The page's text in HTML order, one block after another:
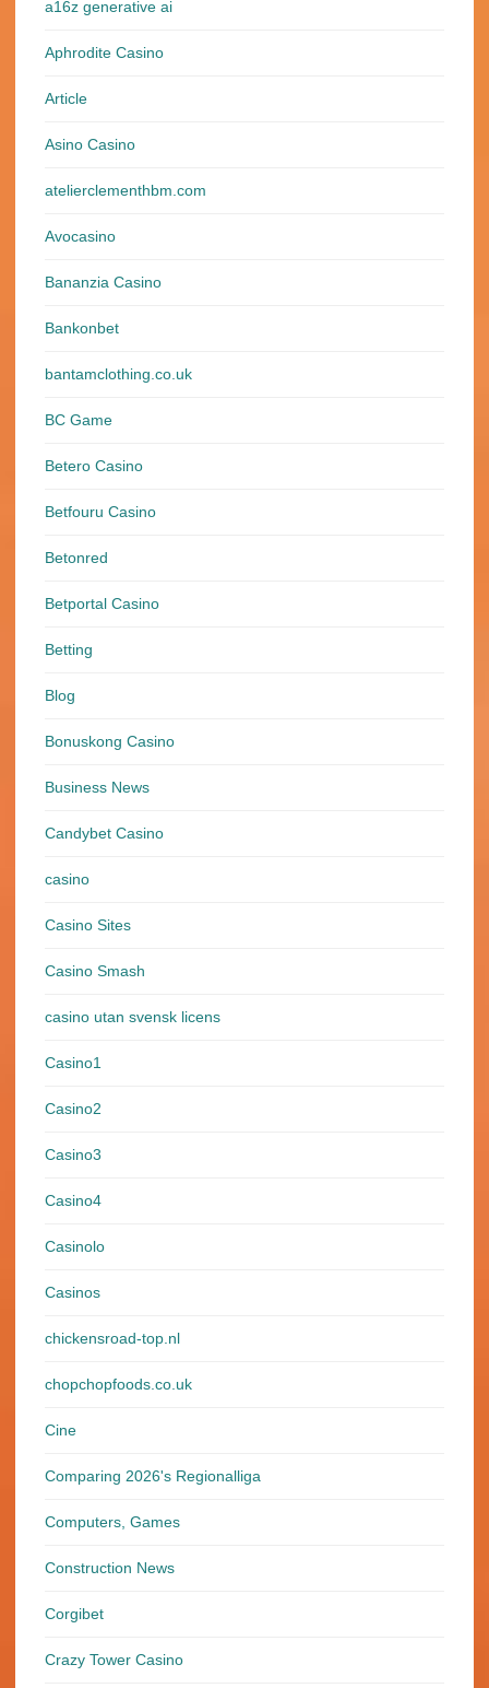
a16z generative ai
Aphrodite Casino
Article
Asino Casino
atelierclementhbm.com
Avocasino
Bananzia Casino
Bankonbet
bantamclothing.co.uk
BC Game
Betero Casino
Betfouru Casino
Betonred
Betportal Casino
Betting
Blog
Bonuskong Casino
Business News
Candybet Casino
casino
Casino Sites
Casino Smash
casino utan svensk licens
Casino1
Casino2
Casino3
Casino4
Casinolo
Casinos
chickensroad-top.nl
chopchopfoods.co.uk
Cine
Comparing 2026's Regionalliga
Computers, Games
Construction News
Corgibet
Crazy Tower Сasino